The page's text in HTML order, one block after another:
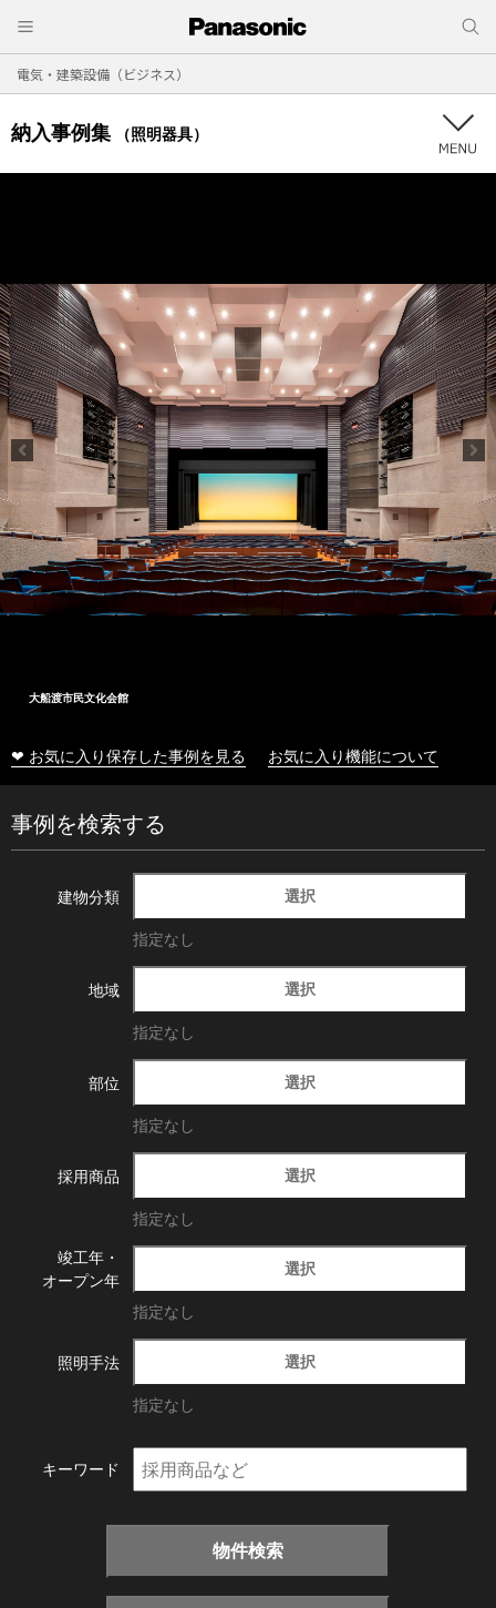
電気・建築設備（ビジネス）
納入事例集 （照明器具）
大船渡市民文化会館
❤ お気に入り保存した事例を見る お気に入り機能について
事例を検索する
建物分類 選択
指定なし
地域 選択
指定なし
部位 選択
指定なし
採用商品 選択
指定なし
竣工年・
オープン年
選択
指定なし
照明手法 選択
指定なし
キーワード
物件検索